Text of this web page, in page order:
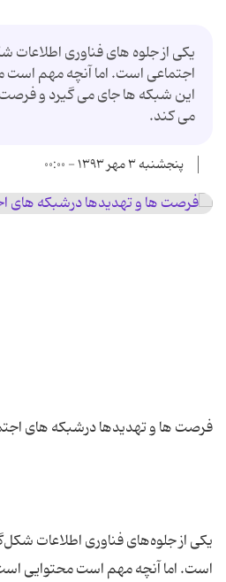
یکی از جلوه های فناوری
اجتماعی است. اما آنچه مهم
این شبکه ها جای می گیرد و فرصت
می کند.
پنجشنبه ۳ مهر ۱۳۹۳ - ۰۰:۰۰
یکی از جلوه‌های فناوری اطلاعات
است. اما آنچه مهم است محتوایی